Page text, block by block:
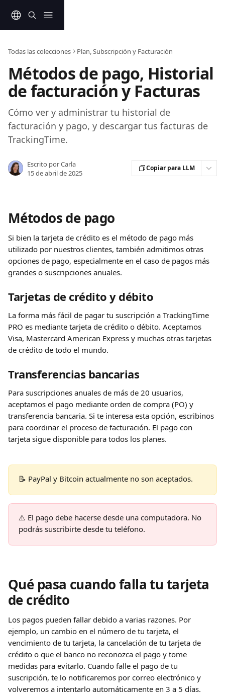
Todas las colecciones Plan, Subscripción y Facturación
Métodos de pago, Historial
de facturación y Facturas
Cómo ver y administrar tu historial de
facturación y pago, y descargar tus facturas de
TrackingTime.
Escrito porCarla
15 de abril de 2025
Copiar para LLM
Métodos de pago
Si bien la tarjeta de crédito es el método de pago más
utilizado por nuestros clientes, también admitimos otras
opciones de pago, especialmente en el caso de pagos más
grandes o suscripciones anuales.
Tarjetas de crédito y débito
La forma más fácil de pagar tu suscripción a TrackingTime
PRO es mediante tarjeta de crédito o débito. Aceptamos
Visa, Mastercard American Express y muchas otras tarjetas
de crédito de todo el mundo.
Transferencias bancarias
Para suscripciones anuales de más de 20 usuarios,
aceptamos el pago mediante orden de compra (PO) y
transferencia bancaria. Si te interesa esta opción, escribinos
para coordinar el proceso de facturación. El pago con
tarjeta sigue disponible para todos los planes.
📝 PayPal y Bitcoin actualmente no son aceptados.
⚠️ El pago debe hacerse desde una computadora. No
podrás suscribirte desde tu teléfono.
Qué pasa cuando falla tu tarjeta
de crédito
Los pagos pueden fallar debido a varias razones. Por
ejemplo, un cambio en el número de tu tarjeta, el
vencimiento de tu tarjeta, la cancelación de tu tarjeta de
crédito o que el banco no reconozca el pago y tome
medidas para evitarlo. Cuando falle el pago de tu
suscripción, te lo notificaremos por correo electrónico y
volveremos a intentarlo automáticamente en 3 a 5 días.